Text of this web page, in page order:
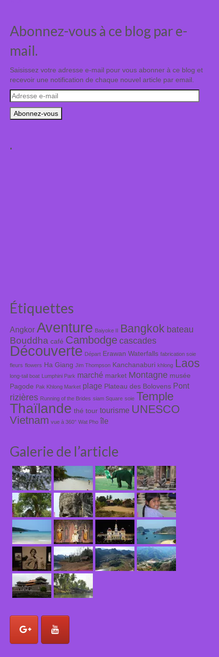
Abonnez-vous à ce blog par e-
mail.
Saisissez votre adresse e-mail pour vous abonner à ce blog et
recevoir une notification de chaque nouvel article par email.
Adresse
e-
mail
.
Étiquettes
Angkor Aventure Baiyoke II Bangkok bateau
Bouddha café Cambodge cascades
Découverte Départ Erawan Waterfalls fabrication soie
fleurs flowers Ha Giang Jim Thompson Kanchanaburi khlong Laos
long-tail boat Lumphini Park marché market Montagne musée
Pagode Pak Khlong Market plage Plateau des Bolovens Pont
rizières Running of the Brides siam Square soie Temple
Thaïlande thé tour tourisme UNESCO
Vietnam vue à 360° Wat Pho île
Galerie de l’article